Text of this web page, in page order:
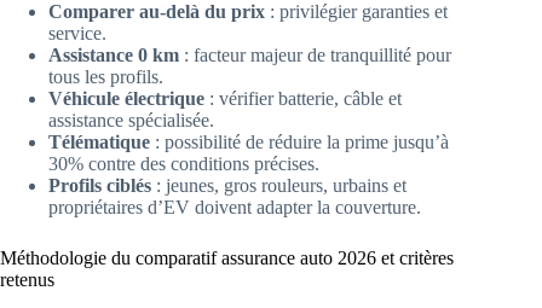
Comparer au-delà du prix : privilégier garanties et
service.
Assistance 0 km : facteur majeur de tranquillité pour
tous les profils.
Véhicule électrique : vérifier batterie, câble et
assistance spécialisée.
Télématique : possibilité de réduire la prime jusqu’à
30% contre des conditions précises.
Profils ciblés : jeunes, gros rouleurs, urbains et
propriétaires d’EV doivent adapter la couverture.
Méthodologie du comparatif assurance auto 2026 et critères
retenus